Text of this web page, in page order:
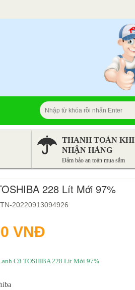
THANH TOÁN KHI
NHẬN HÀNG
Đảm bảo an toàn mua sắm
228 Lít Mới 97%
20220913094926
VNĐ
Cũ TOSHIBA 228 Lít Mới 97%